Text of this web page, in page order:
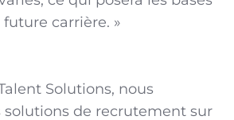
carrière. »
Solutions, nous
solutions de recrutement sur